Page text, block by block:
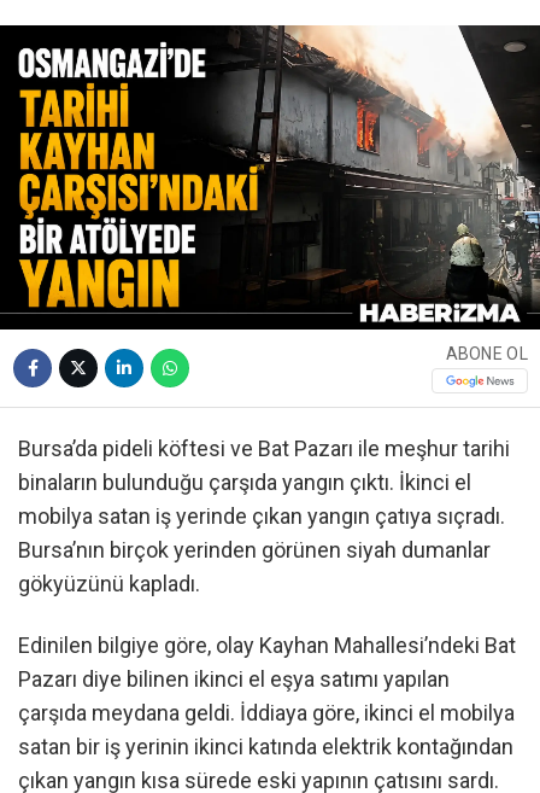
ABONE OL
Bursa’da pideli köftesi ve Bat Pazarı ile meşhur tarihi
binaların bulunduğu çarşıda yangın çıktı. İkinci el
mobilya satan iş yerinde çıkan yangın çatıya sıçradı.
Bursa’nın birçok yerinden görünen siyah dumanlar
gökyüzünü kapladı.
Edinilen bilgiye göre, olay Kayhan Mahallesi’ndeki Bat
Pazarı diye bilinen ikinci el eşya satımı yapılan
çarşıda meydana geldi. İddiaya göre, ikinci el mobilya
satan bir iş yerinin ikinci katında elektrik kontağından
çıkan yangın kısa sürede eski yapının çatısını sardı.